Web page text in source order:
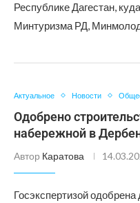
Республике Дагестан,
Минтуризма РД,
Актуальное Новости
Одобрено
набережной в
Автор Каратова
Госэкспертизой